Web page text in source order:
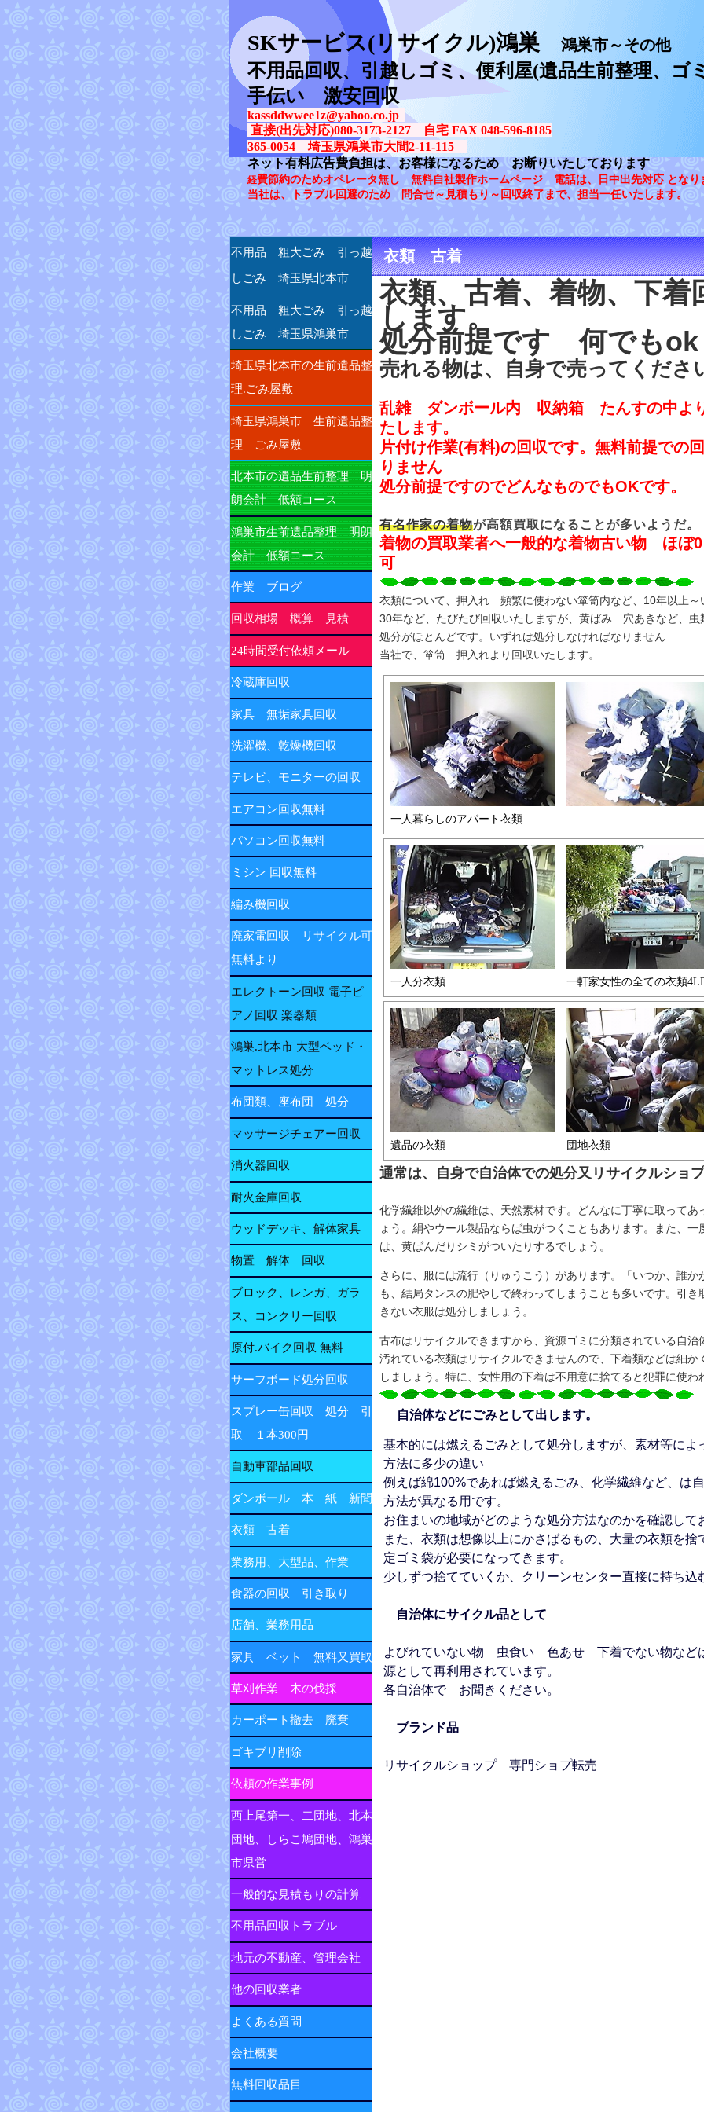
SKサービス(リサイクル)鴻巣 鴻巣市～その他
不用品回収、引越しゴミ、便利屋(遺品生前整理、ゴ
手伝い 激安回収
kassddwwee1z@yahoo.co.jp
直接(出先対応)080-3173-2127 自宅 FAX 048-596-8185
365-0054 埼玉県鴻巣市大間2-11-115
ネット有料広告費負担は、お客様になるため お断りいたしております
経費節約のためオペレータ無し 無料自社製作ホームページ 電話は、日中出先対応 とな
当社は、トラブル回避のため 問合せ～見積もり～回収終了まで、担当一任いたします。
衣類 古着
衣類、古着、着物、下着
します。
処分前提です 何でもok
売れる物は、自身で売ってくださ
乱雑 ダンボール内 収納箱 たんすの中よ
たします。
片付け作業(有料)の回収です。無料前提での
りません
処分前提ですのでどんなものでもOKです。
有名作家の着物が高額買取になることが多いようだ。
着物の買取業者へ一般的な着物古い物 ほ
可
衣類について、押入れ 頻繁に使わない箪笥内など、10年以上～
30年など、たびたび回収いたしますが、黄ばみ 穴あきなど、虫
処分がほとんどです。いずれは処分しなければなりません
当社で、箪笥 押入れより回収いたします。
一人暮らしのアパート衣類
一人分衣類 一軒家女性の全ての衣類
遺品の衣類 団地衣類
通常は、自身で自治体での処分又リサイクルショ
化学繊維以外の繊維は、天然素材です。どんなに丁寧に取ってあ
ょう。絹やウール製品ならば虫がつくこともあります。また、一
は、黄ばんだりシミがついたりするでしょう。
さらに、服には流行（りゅうこう）があります。「いつか、誰か
も、結局タンスの肥やしで終わってしまうことも多いです。引き
きない衣服は処分しましょう。
古布はリサイクルできますから、資源ゴミに分類されている自治
汚れている衣類はリサイクルできませんので、下着類などは細か
しましょう。特に、女性用の下着は不用意に捨てると犯罪に使わ
自治体などにごみとして出します。
基本的には燃えるごみとして処分しますが、素材等によ
方法に多少の違い
例えば綿100%であれば燃えるごみ、化学繊維など、は
方法が異なる用です。
お住まいの地域がどのような処分方法なのかを確認して
また、衣類は想像以上にかさばるもの、大量の衣類を捨
定ゴミ袋が必要になってきます。
少しずつ捨てていくか、クリーンセンター直接に持ち
自治体にサイクル品として
よびれていない物 虫食い 色あせ 下着でない物など
源として再利用されています。
各自治体で お聞きください。
ブランド品
リサイクルショップ 専門ショプ転売
不用品 粗大ごみ 引っ越
しごみ 埼玉県北本市
不用品 粗大ごみ 引っ越
しごみ 埼玉県鴻巣市
埼玉県北本市の生前遺品整
理.ごみ屋敷
埼玉県鴻巣市 生前遺品整
理 ごみ屋敷
北本市の遺品生前整理 明
朗会計 低額コース
鴻巣市生前遺品整理 明朗
会計 低額コース
作業 ブログ
回収相場 概算 見積
24時間受付依頼メール
冷蔵庫回収
家具 無垢家具回収
洗濯機、乾燥機回収
テレビ、モニターの回収
エアコン回収無料
パソコン回収無料
ミシン 回収無料
編み機回収
廃家電回収 リサイクル可
無料より
エレクトーン回収 電子ピ
アノ回収 楽器類
鴻巣.北本市 大型ベッド・
マットレス処分
布団類、座布団 処分
マッサージチェアー回収
消火器回収
耐火金庫回収
ウッドデッキ、解体家具
物置 解体 回収
ブロック、レンガ、ガラ
ス、コンクリー回収
原付.バイク回収 無料
サーフボード処分回収
スプレー缶回収 処分 引
取 １本300円
自動車部品回収
ダンボール 本 紙 新聞
衣類 古着
業務用、大型品、作業
食器の回収 引き取り
店舗、業務用品
家具 ベット 無料又買取
草刈作業 木の伐採
カーポート撤去 廃棄
ゴキブリ削除
依頼の作業事例
西上尾第一、二団地、北本
団地、しらこ鳩団地、鴻巣
市県営
一般的な見積もりの計算
不用品回収トラブル
地元の不動産、管理会社
他の回収業者
よくある質問
会社概要
無料回収品目